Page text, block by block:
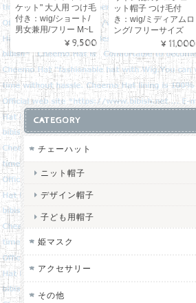
ケット" 大人用 つけ毛
付き：wig/ショート/
男女兼用/フリー M~L
¥9,500
ット帽子 つけ毛付
き：wig/ミディアムロ
ング/ フリーサイズ
¥11,000
CATEGORY
チェーハット
ニット帽子
デザイン帽子
子ども用帽子
姫マスク
アクセサリー
その他